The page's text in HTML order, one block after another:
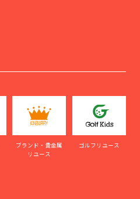
ブランド・貴金属
リユース
ゴルフリユース